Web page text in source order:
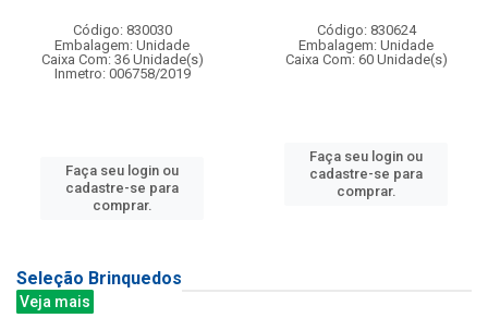
Código: 830030
Embalagem: Unidade
Caixa Com: 36 Unidade(s)
Inmetro: 006758/2019
Faça seu login ou
cadastre-se para
comprar.
Código: 830624
Embalagem: Unidade
Caixa Com: 60 Unidade(s)
Faça seu login ou
cadastre-se para
comprar.
Seleção Brinquedos
Veja mais